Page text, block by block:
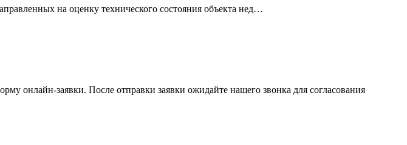
на оценку технического состояния объекта нед…
онлайн-заявки. После отправки заявки ожидайте нашего звонка для согласования